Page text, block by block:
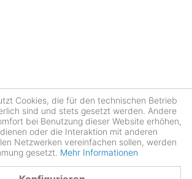
Cookies, die für den technischen Betrieb
sind und stets gesetzt werden. Andere
bei Benutzung dieser Website erhöhen,
oder die Interaktion mit anderen
Netzwerken vereinfachen sollen, werden
gesetzt. Mehr Informationen